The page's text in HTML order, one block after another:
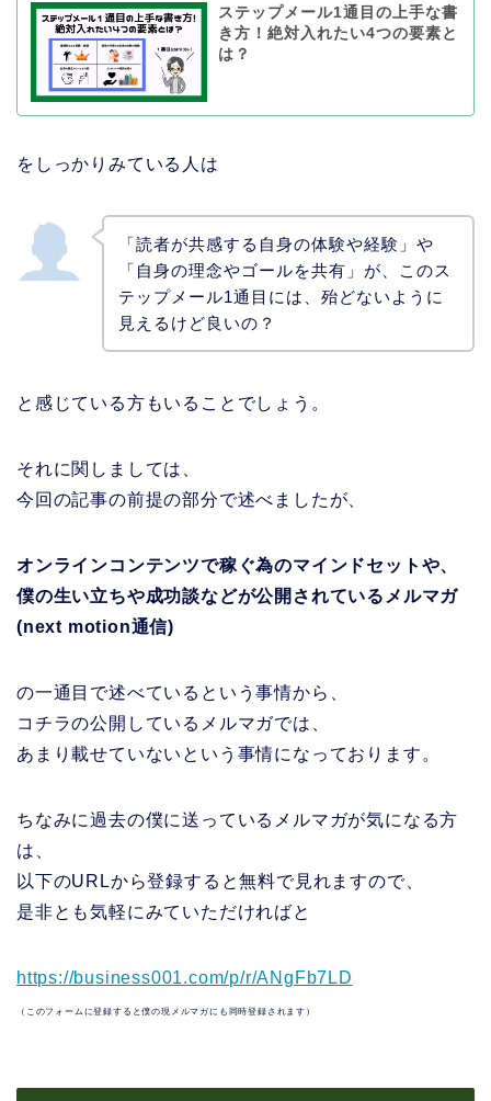
ステップメール1通目の上手な書
き方！絶対入れたい4つの要素と
は？
をしっかりみている人は
「読者が共感する自身の体験や経験」や
「自身の理念やゴールを共有」が、このス
テップメール1通目には、殆どないように
見えるけど良いの？
と感じている方もいることでしょう。
それに関しましては、
今回の記事の前提の部分で述べましたが、
オンラインコンテンツで稼ぐ為のマインドセットや、
僕の生い立ちや成功談などが公開されているメルマガ
(next motion通信)
の一通目で述べているという事情から、
コチラの公開しているメルマガでは、
あまり載せていないという事情になっております。
ちなみに過去の僕に送っているメルマガが気になる方
は、
以下のURLから登録すると無料で見れますので、
是非とも気軽にみていただければと
https://business001.com/p/r/ANgFb7LD
（このフォームに登録すると僕の現メルマガにも同時登録されます）